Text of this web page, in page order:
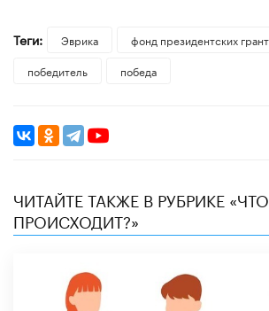
Теги: Эврика
фонд президентских
победитель
победа
ЧИТАЙТЕ ТАКЖЕ В РУБРИКЕ «ЧТО
ПРОИСХОДИТ?»